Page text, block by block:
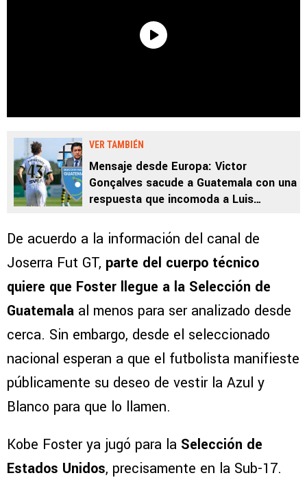
VER TAMBIÉN
Mensaje desde Europa: Victor
Gonçalves sacude a Guatemala con una
respuesta que incomoda a Luis
De acuerdo a la información del canal de
Joserra Fut GT, parte del cuerpo técnico
quiere que Foster llegue a la Selección de
Guatemala al menos para ser analizado desde
cerca. Sin embargo, desde el seleccionado
nacional esperan a que el futbolista manifieste
públicamente su deseo de vestir la Azul y
Blanco para que lo llamen.
Kobe Foster ya jugó para la Selección de
Estados Unidos, precisamente en la Sub-17.